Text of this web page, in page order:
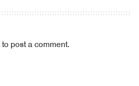
to post a comment.